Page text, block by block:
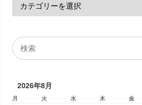
2026年8月
月 火 水 木 金